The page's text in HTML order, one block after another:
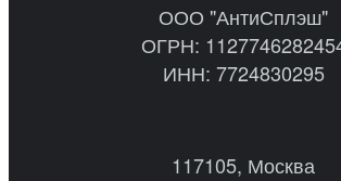
ООО "АнтиСплэш"
ОГРН:
ИНН: 7724830295
117105, Москва